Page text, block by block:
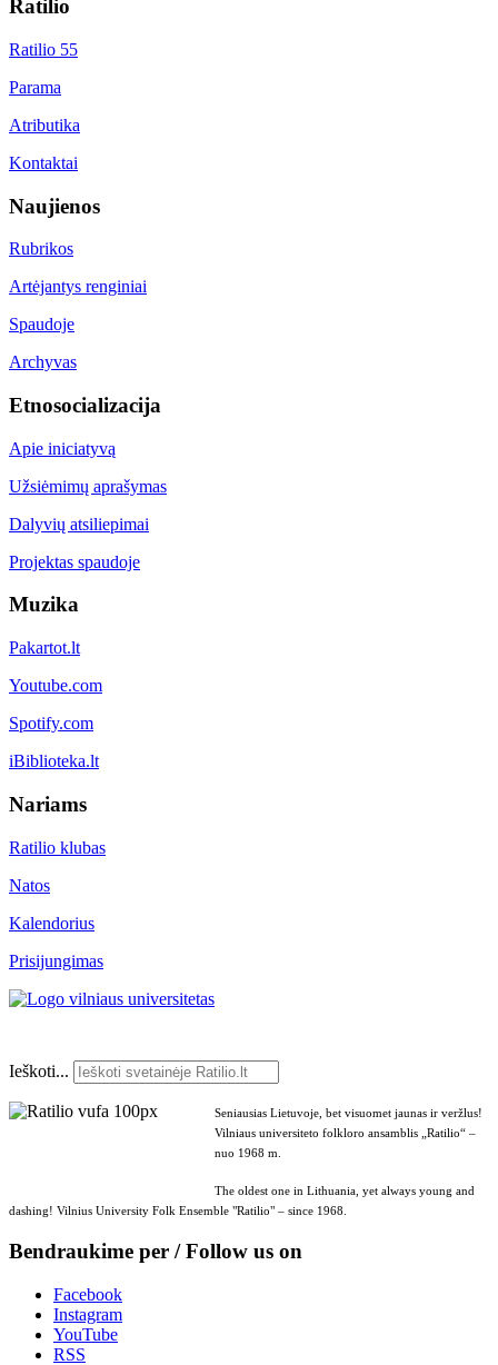
Ratilio
Ratilio 55
Parama
Atributika
Kontaktai
Naujienos
Rubrikos
Artėjantys renginiai
Spaudoje
Archyvas
Etnosocializacija
Apie iniciatyvą
Užsiėmimų aprašymas
Dalyvių atsiliepimai
Projektas spaudoje
Muzika
Pakartot.lt
Youtube.com
Spotify.com
iBiblioteka.lt
Nariams
Ratilio klubas
Natos
Kalendorius
Prisijungimas
Ieškoti...
Seniausias Lietuvoje, bet visuomet jaunas ir veržlus!
Vilniaus universiteto folkloro ansamblis „Ratilio“ –
nuo 1968 m.
The oldest one in Lithuania, yet always young and
dashing! Vilnius University Folk Ensemble "Ratilio" – since 1968.
Bendraukime per / Follow us on
Facebook
Instagram
YouTube
RSS